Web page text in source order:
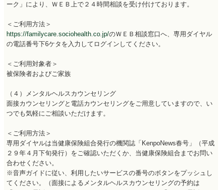
ーク」により、ＷＥＢ上で２４時間相談を受け付けております。
＜ご利用方法＞
https://familycare.sociohealth.co.jp/のＷＥＢ相談窓口へ、専用ダイヤル
の電話番号下6ケタを入力してログインしてください。
＜ご利用対象者＞
被保険者およびご家族
（４）メンタルヘルスカウンセリング
面接カウンセリングと電話カウンセリングをご用意していますので、い
つでも気軽にご相談いただけます。
＜ご利用方法＞
専用ダイヤルは当健康保険組合発行の機関誌「KenpoNews春号」（平成
２９年４月下旬発行）をご確認いただくか、当健康保険組合までお問い
合わせください。
※音声ガイドに従い、利用したいサービスの番号のボタンをプッシュし
てください。（面接によるメンタルヘルスカウンセリングの予約は